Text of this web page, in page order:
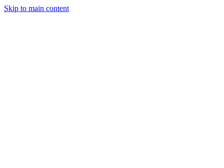
Skip to main content